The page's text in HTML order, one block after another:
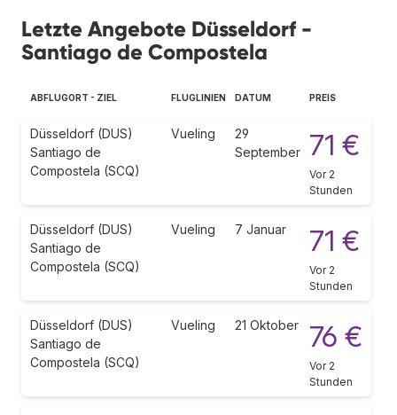
Letzte Angebote Düsseldorf -
Santiago de Compostela
ABFLUGORT - ZIEL FLUGLINIEN DATUM PREIS
Düsseldorf (DUS)
Santiago de
Compostela (SCQ)
Vueling
29
September
71 €
Vor 2
Stunden
Düsseldorf (DUS)
Santiago de
Compostela (SCQ)
Vueling 7 Januar 71 €
Vor 2
Stunden
Düsseldorf (DUS)
Santiago de
Compostela (SCQ)
Vueling 21 Oktober 76 €
Vor 2
Stunden